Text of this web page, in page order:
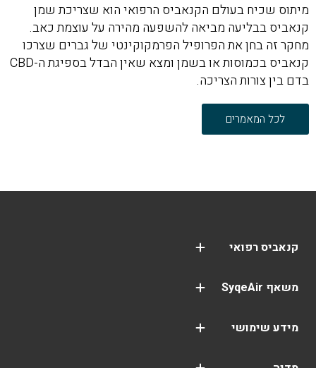
מיתוס שכיח בעולם הקנאביס הרפואי הוא שצריכת שמן
קנאביס בבליעה מביאה להשפעה מהירה על עוצמת כאב.
מחקר זה בחן את הפרופיל הפרמקוקינטי של גברים שצרכו
קנאביס בכמוסות או בשמן ומצא שאין הבדל בספיגת ה-CBD
בדם בין צורות הצריכה.
לכל המאמרים
קנאביס רפואי
משאף SyqeAir
מידע שימושי